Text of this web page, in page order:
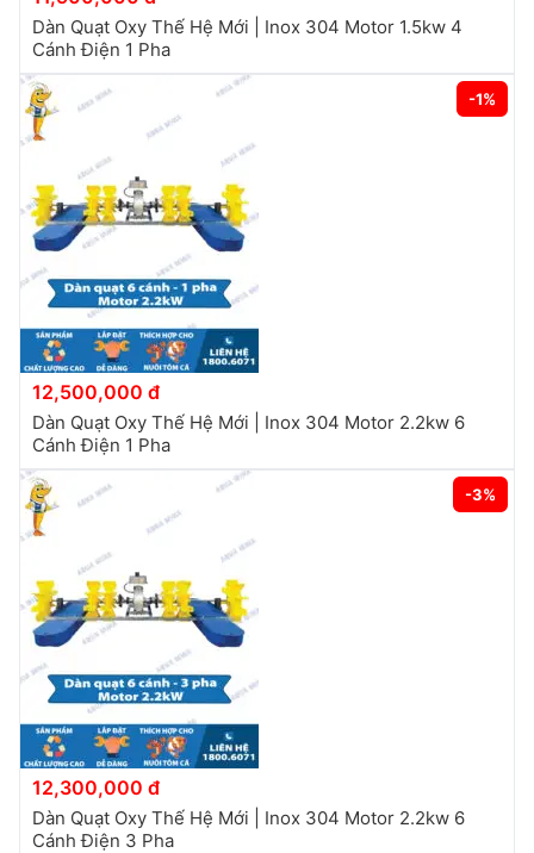
Dàn Quạt Oxy Thế Hệ Mới | Inox 304 Motor 1.5kw 4
Cánh Điện 1 Pha
-1%
12,500,000 đ
Dàn Quạt Oxy Thế Hệ Mới | Inox 304 Motor 2.2kw 6
Cánh Điện 1 Pha
-3%
12,300,000 đ
Dàn Quạt Oxy Thế Hệ Mới | Inox 304 Motor 2.2kw 6
Cánh Điện 3 Pha